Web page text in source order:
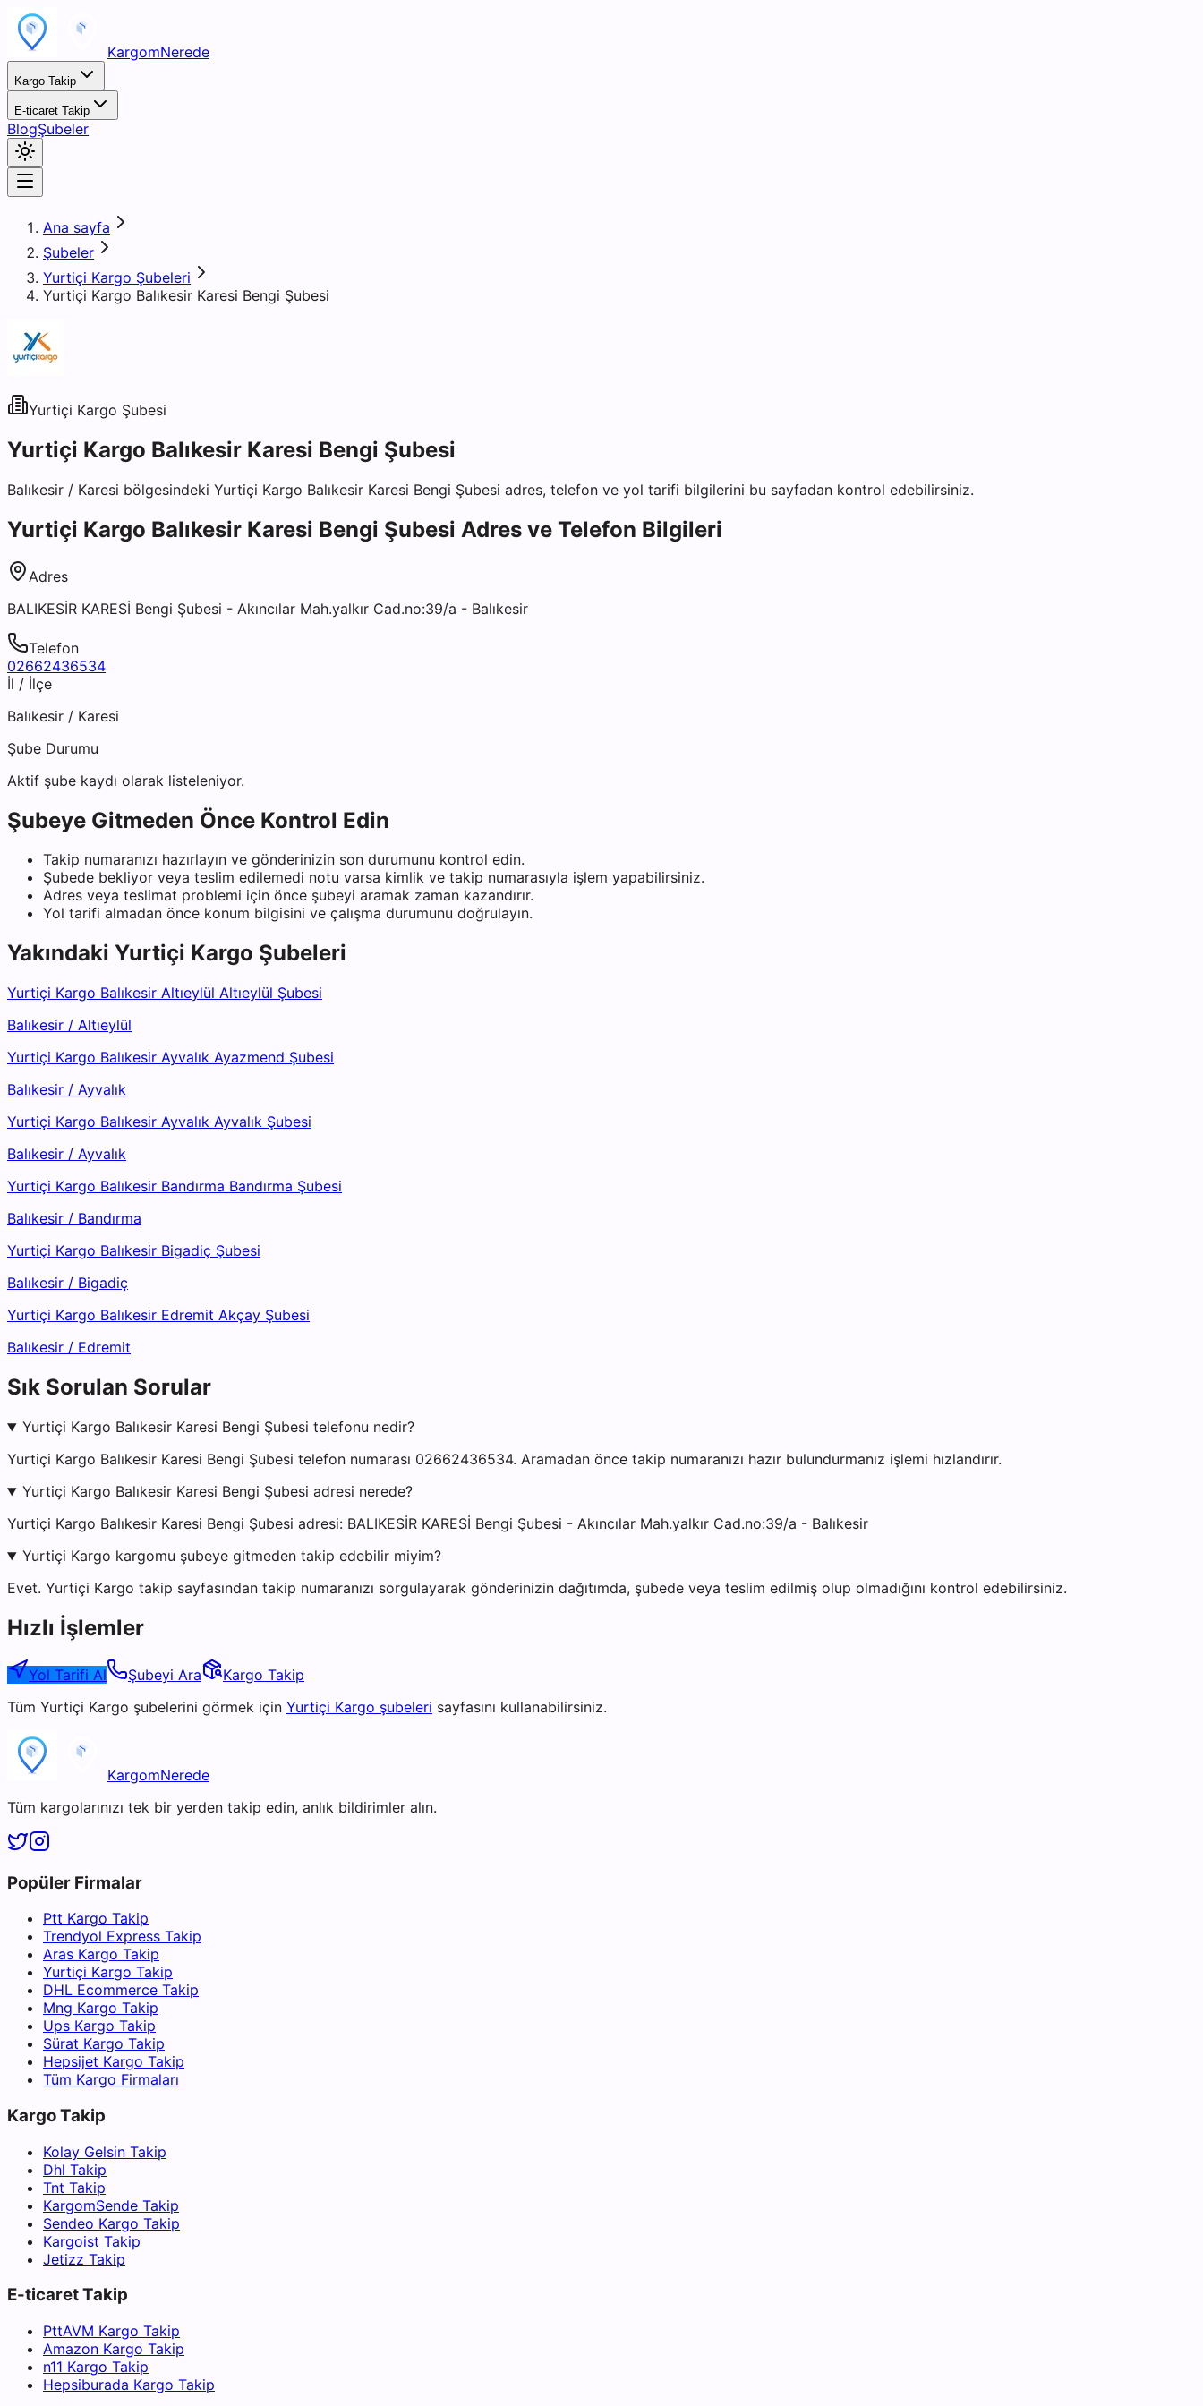
KargomNerede
Kargo Takip
E-ticaret Takip
BlogŞubeler
Ana sayfa
Şubeler
Yurtiçi Kargo Şubeleri
Yurtiçi Kargo Balıkesir Karesi Bengi Şubesi
Yurtiçi Kargo Şubesi
Yurtiçi Kargo Balıkesir Karesi Bengi Şubesi
Balıkesir / Karesi bölgesindeki Yurtiçi Kargo Balıkesir Karesi Bengi Şubesi adres, telefon ve yol tarifi bilgilerini bu sayfadan kontrol edebilirsiniz.
Yurtiçi Kargo Balıkesir Karesi Bengi Şubesi Adres ve Telefon Bilgileri
Adres
BALIKESİR KARESİ Bengi Şubesi - Akıncılar Mah.yalkır Cad.no:39/a - Balıkesir
Telefon
02662436534
İl / İlçe
Balıkesir / Karesi
Şube Durumu
Aktif şube kaydı olarak listeleniyor.
Şubeye Gitmeden Önce Kontrol Edin
Takip numaranızı hazırlayın ve gönderinizin son durumunu kontrol edin.
Şubede bekliyor veya teslim edilemedi notu varsa kimlik ve takip numarasıyla işlem yapabilirsiniz.
Adres veya teslimat problemi için önce şubeyi aramak zaman kazandırır.
Yol tarifi almadan önce konum bilgisini ve çalışma durumunu doğrulayın.
Yakındaki Yurtiçi Kargo Şubeleri
Yurtiçi Kargo Balıkesir Altıeylül Altıeylül Şubesi
Balıkesir / Altıeylül
Yurtiçi Kargo Balıkesir Ayvalık Ayazmend Şubesi
Balıkesir / Ayvalık
Yurtiçi Kargo Balıkesir Ayvalık Ayvalık Şubesi
Balıkesir / Ayvalık
Yurtiçi Kargo Balıkesir Bandırma Bandırma Şubesi
Balıkesir / Bandırma
Yurtiçi Kargo Balıkesir Bigadiç Şubesi
Balıkesir / Bigadiç
Yurtiçi Kargo Balıkesir Edremit Akçay Şubesi
Balıkesir / Edremit
Sık Sorulan Sorular
Yurtiçi Kargo Balıkesir Karesi Bengi Şubesi telefonu nedir?
Yurtiçi Kargo Balıkesir Karesi Bengi Şubesi telefon numarası 02662436534. Aramadan önce takip numaranızı hazır bulundurmanız işlemi hızlandırır.
Yurtiçi Kargo Balıkesir Karesi Bengi Şubesi adresi nerede?
Yurtiçi Kargo Balıkesir Karesi Bengi Şubesi adresi: BALIKESİR KARESİ Bengi Şubesi - Akıncılar Mah.yalkır Cad.no:39/a - Balıkesir
Yurtiçi Kargo kargomu şubeye gitmeden takip edebilir miyim?
Evet. Yurtiçi Kargo takip sayfasından takip numaranızı sorgulayarak gönderinizin dağıtımda, şubede veya teslim edilmiş olup olmadığını kontrol edebilirsiniz.
Hızlı İşlemler
Yol Tarifi Al Şubeyi Ara
Kargo Takip
Tüm Yurtiçi Kargo şubelerini görmek için Yurtiçi Kargo şubeleri sayfasını kullanabilirsiniz.
KargomNerede
Tüm kargolarınızı tek bir yerden takip edin, anlık bildirimler alın.
Popüler Firmalar
Ptt Kargo Takip
Trendyol Express Takip
Aras Kargo Takip
Yurtiçi Kargo Takip
DHL Ecommerce Takip
Mng Kargo Takip
Ups Kargo Takip
Sürat Kargo Takip
Hepsijet Kargo Takip
Tüm Kargo Firmaları
Kargo Takip
Kolay Gelsin Takip
Dhl Takip
Tnt Takip
KargomSende Takip
Sendeo Kargo Takip
Kargoist Takip
Jetizz Takip
E-ticaret Takip
PttAVM Kargo Takip
Amazon Kargo Takip
n11 Kargo Takip
Hepsiburada Kargo Takip